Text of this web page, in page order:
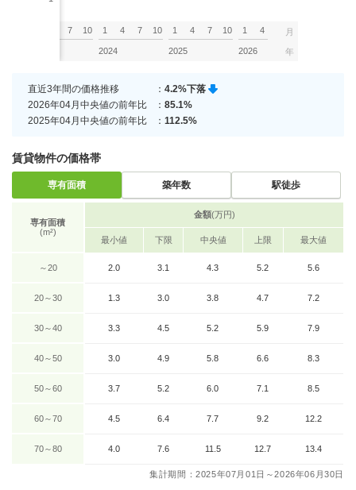
7 10 1 4 7 10
2024
1 4 7 10
2025
1 4
2026
月
年
直近3年間の価格推移 ： 4.2%下落
2026年04月中央値の前年比
： 85.1%
2025年04月中央値の前年比
： 112.5%
賃貸物件の価格帯
専有面積 築年数 駅徒歩
専有面積
(m²)
金額(万円)
最小値 下限 中央値 上限 最大値
～20 2.0 3.1 4.3 5.2 5.6
20～30 1.3 3.0 3.8 4.7 7.2
30～40 3.3 4.5 5.2 5.9 7.9
40～50 3.0 4.9 5.8 6.6 8.3
50～60 3.7 5.2 6.0 7.1 8.5
60～70 4.5 6.4 7.7 9.2 12.2
70～80 4.0 7.6 11.5 12.7 13.4
集計期間：2025年07月01日～2026年06月30日